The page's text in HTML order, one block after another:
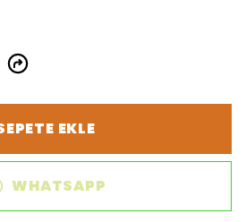
EKLE
WHATSAPP